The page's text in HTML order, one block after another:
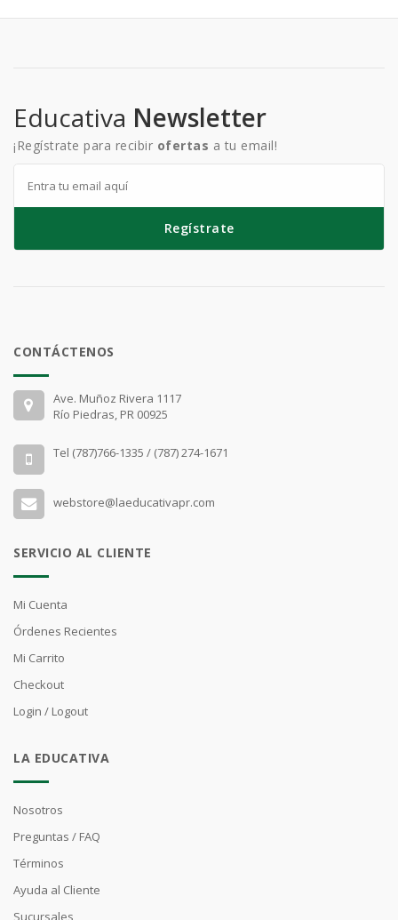
Educativa Newsletter
¡Regístrate para recibir ofertas a tu email!
Regístrate
CONTÁCTENOS
Ave. Muñoz Rivera 1117
Río Piedras, PR 00925
Tel (787)766-1335 / (787) 274-1671
webstore@laeducativapr.com
SERVICIO AL CLIENTE
Mi Cuenta
Órdenes Recientes
Mi Carrito
Checkout
Login / Logout
LA EDUCATIVA
Nosotros
Preguntas / FAQ
Términos
Ayuda al Cliente
Sucursales